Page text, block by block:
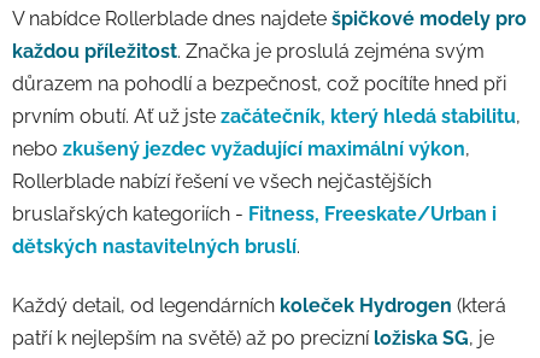
V nabídce Rollerblade dnes najdete špičkové modely pro
každou příležitost. Značka je proslulá zejména svým
důrazem na pohodlí a bezpečnost, což pocítíte hned při
prvním obutí. Ať už jste začátečník, který hledá stabilitu,
nebo zkušený jezdec vyžadující maximální výkon,
Rollerblade nabízí řešení ve všech nejčastějších
bruslařských kategoriích - Fitness, Freeskate/Urban i
dětských nastavitelných bruslí.
Každý detail, od legendárních koleček Hydrogen (která
patří k nejlepším na světě) až po precizní ložiska SG, je